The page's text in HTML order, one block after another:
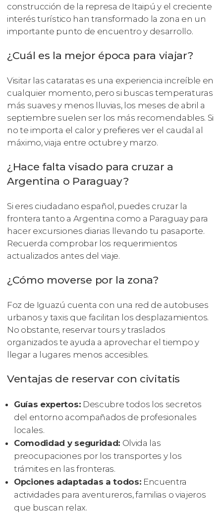
construcción de la represa de Itaipú y el creciente
interés turístico han transformado la zona en un
importante punto de encuentro y desarrollo.
¿Cuál es la mejor época para viajar?
Visitar las cataratas es una experiencia increíble en
cualquier momento, pero si buscas temperaturas
más suaves y menos lluvias, los meses de abril a
septiembre suelen ser los más recomendables. Si
no te importa el calor y prefieres ver el caudal al
máximo, viaja entre octubre y marzo.
¿Hace falta visado para cruzar a
Argentina o Paraguay?
Si eres ciudadano español, puedes cruzar la
frontera tanto a Argentina como a Paraguay para
hacer excursiones diarias llevando tu pasaporte.
Recuerda comprobar los requerimientos
actualizados antes del viaje.
¿Cómo moverse por la zona?
Foz de Iguazú cuenta con una red de autobuses
urbanos y taxis que facilitan los desplazamientos.
No obstante, reservar tours y traslados
organizados te ayuda a aprovechar el tiempo y
llegar a lugares menos accesibles.
Ventajas de reservar con civitatis
Guías expertos: Descubre todos los secretos
del entorno acompañados de profesionales
locales.
Comodidad y seguridad: Olvida las
preocupaciones por los transportes y los
trámites en las fronteras.
Opciones adaptadas a todos: Encuentra
actividades para aventureros, familias o viajeros
que buscan relax.